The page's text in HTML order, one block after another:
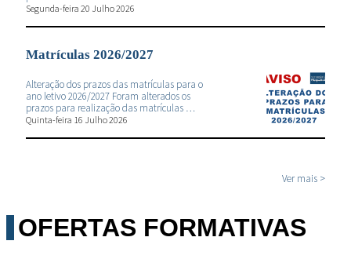
Segunda-feira 20 Julho 2026
Matrículas 2026/2027
Alteração dos prazos das matrículas para o
ano letivo 2026/2027 Foram alterados os
prazos para realização das matrículas …
Quinta-feira 16 Julho 2026
Ver mais >
OFERTAS FORMATIVAS